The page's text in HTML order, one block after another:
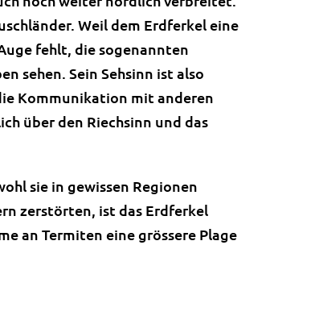
Weil dem Erdferkel eine
fehlt, die sogenannten
sehen. Sein Sehsinn ist also
Kommunikation mit anderen
über den Riechsinn und das
sie in gewissen Regionen
zerstörten, ist das Erdferkel
an Termiten eine grössere Plage